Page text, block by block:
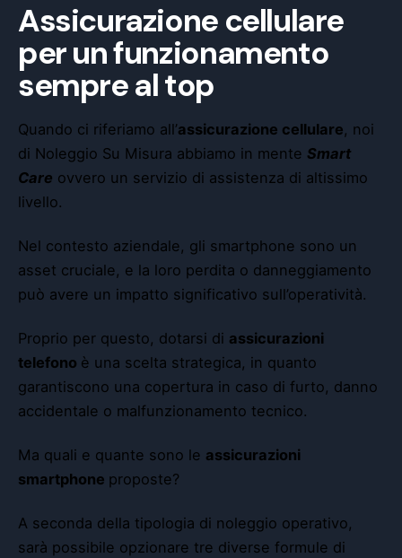
Assicurazione cellulare
per un funzionamento
sempre al top
Quando ci riferiamo all’assicurazione cellulare, noi
di Noleggio Su Misura abbiamo in mente Smart
Care ovvero un servizio di assistenza di altissimo
livello.
Nel contesto aziendale, gli smartphone sono un
asset cruciale, e la loro perdita o danneggiamento
può avere un impatto significativo sull’operatività.
Proprio per questo, dotarsi di assicurazioni
telefono è una scelta strategica, in quanto
garantiscono una copertura in caso di furto, danno
accidentale o malfunzionamento tecnico.
Ma quali e quante sono le assicurazioni
smartphone proposte?
A seconda della tipologia di noleggio operativo,
sarà possibile opzionare tre diverse formule di